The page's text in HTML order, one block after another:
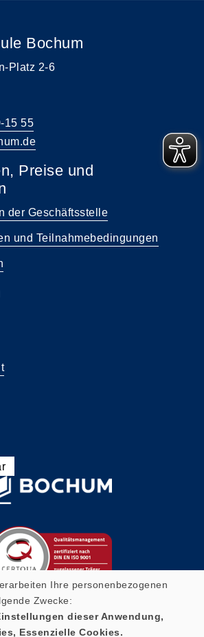
Bochum
Platz 2-6
15 55
Preise und
der Geschäftsstelle
und Teilnahmebedingungen
Ihre personenbezogenen
Zwecke:
dieser Anwendung,
Essenzielle Cookies.